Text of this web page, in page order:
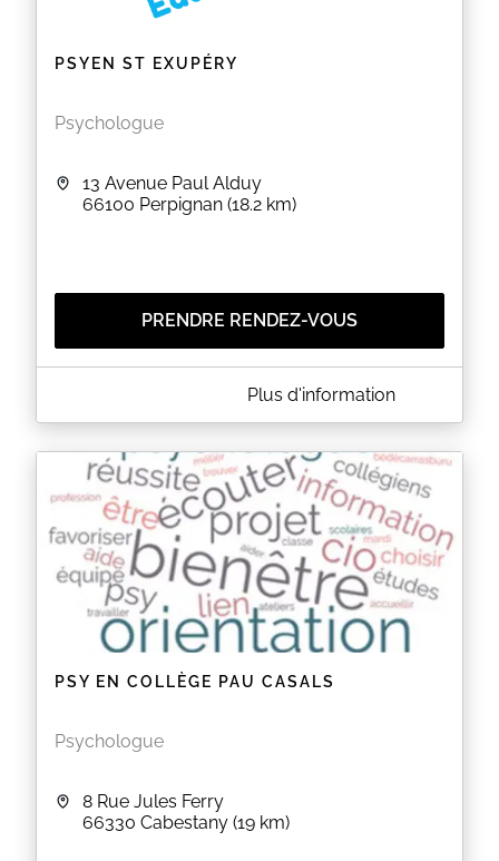
PSYEN ST EXUPÉRY
Psychologue
13 Avenue Paul Alduy
66100 Perpignan (18.2 km)
PRENDRE RENDEZ-VOUS
A PROPOS DE PSYEN ST EXUPÉRY
Mme GOUPIL,PsyENau collège Saint Exupéry
sont spécialisés dans l'éducation, le
développement, et le conseil en orientation scolaire
et professionnelle.
Ils pratiquent des entretiens approfondis afin de :
- favoriser le développement psychologique des
adolescents et une projection ambitieuse dans
l'avenir
- encourager la mobilisation scolaire et
accompagner les élèves rencontrant des difficultés
ou ayant des besoins éducatifs particuliers
- accompagner dans l'élaboration de projets
scolaires et professionnels
Plus d'information
PSY EN COLLÈGE PAU CASALS
Psychologue
8 Rue Jules Ferry
66330 Cabestany (19 km)